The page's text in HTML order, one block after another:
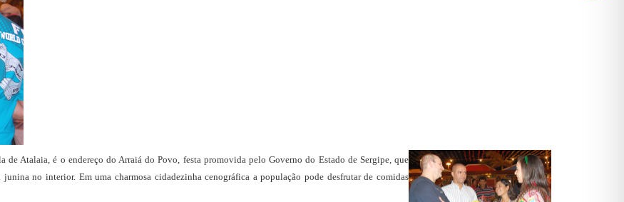
de Atalaia, é o endereço do Arraiá do Povo, festa promovida peloGoverno do Estado de Sergipe, que
no interior. Em uma charmosa cidadezinha cenográfica a população pode desfrutar de comidas